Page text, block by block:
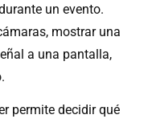
un evento.
mostrar una
a una pantalla,
permite decidir qué